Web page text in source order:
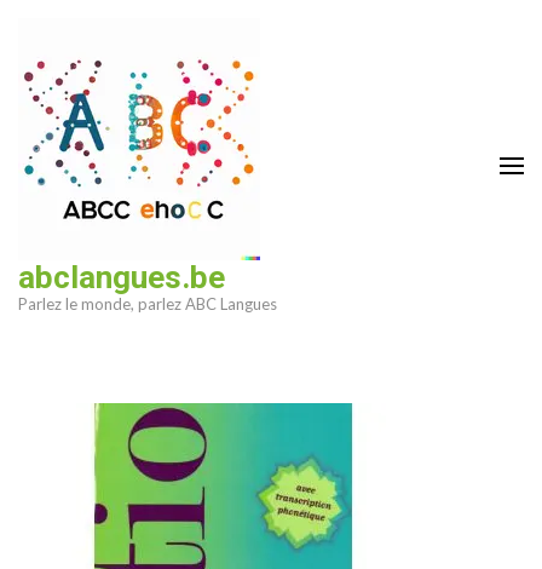
contenu
(Pressez
Entrée)
abclangues.be
Parlez le monde, parlez ABC Langues